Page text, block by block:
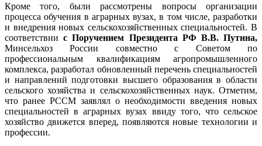
Кроме того, были рассмотрены вопросы организации
процесса обучения в аграрных вузах, в том числе, разработки
и внедрения новых сельскохозяйственных специальностей. В
соответствиис Поручением Президента РФ В.В. Путина,
Минсельхоз России совместно с Советом по
профессиональным квалификациям агропромышленного
комплекса, разработал обновленный перечень специальностей
и направлений подготовки высшего образования в области
сельского хозяйства и сельскохозяйственных наук. Отметим,
что ранее РССМ заявлял о необходимости введения новых
специальностей в аграрных вузах ввиду того, что сельское
хозяйство движется вперед, появляются новые технологии и
профессии.